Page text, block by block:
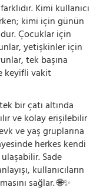
Kimi kullanıcı
kimi için günün
Çocuklar için
yetişkinler için
tek başına
keyifli vakit
bir çatı altında
ve kolay erişilebilir
ve yaş gruplarına
herkes kendi
Sade
kullanıcıların
sağlar. 🌐✨